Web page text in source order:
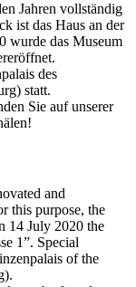
Jahren vollständig
ist das Haus an der
wurde das Museum
des
statt.
Sie auf unserer
and
this purpose, the
14 July 2020 the
1”. Special
of the